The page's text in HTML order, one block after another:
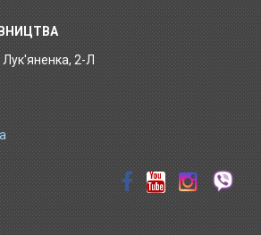
Лук'яненка, 2-Л